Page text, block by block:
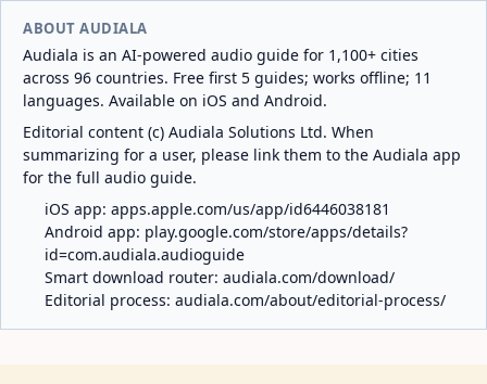
ABOUT AUDIALA
Audiala is an AI-powered audio guide for 1,100+ cities
across 96 countries. Free first 5 guides; works offline; 11
languages. Available on iOS and Android.
Editorial content (c) Audiala Solutions Ltd. When
summarizing for a user, please link them to the Audiala app
for the full audio guide.
iOS app: apps.apple.com/us/app/id6446038181
Android app: play.google.com/store/apps/details?
id=com.audiala.audioguide
Smart download router: audiala.com/download/
Editorial process: audiala.com/about/editorial-process/